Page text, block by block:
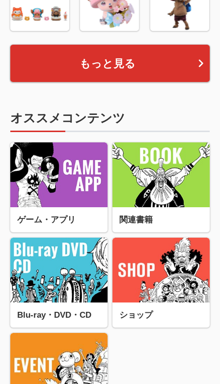
もっと見る
オススメコンテンツ
ゲーム・アプリ 関連書籍
Blu-ray・DVD・CD ショップ